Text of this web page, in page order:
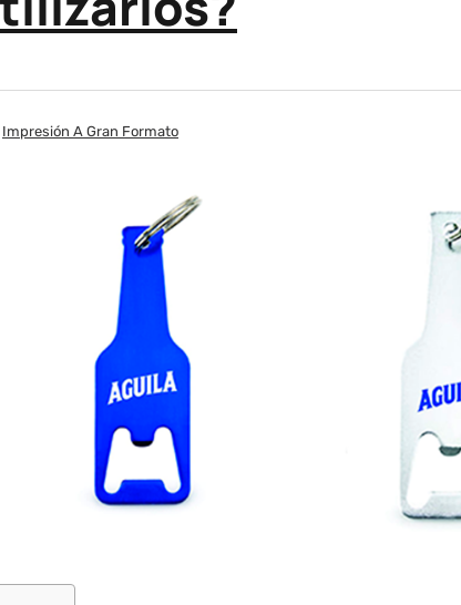
Impresión A Gran Formato